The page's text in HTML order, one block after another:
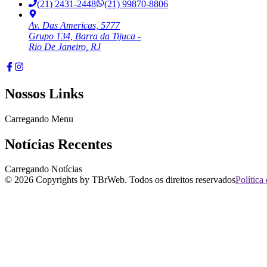
(21) 2431-2448
(21) 99870-8806
Av. Das Americas, 5777
Grupo 134, Barra da Tijuca -
Rio De Janeiro, RJ
Nossos Links
Carregando Menu
Notícias Recentes
Carregando Notícias
© 2026 Copyrights by TBrWeb. Todos os direitos reservadosPolítica